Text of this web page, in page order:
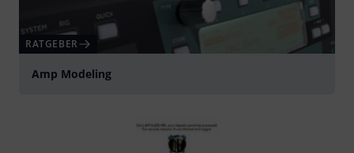
RATGEBER
Amp Modeling